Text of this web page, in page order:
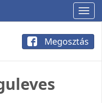
Megosztás